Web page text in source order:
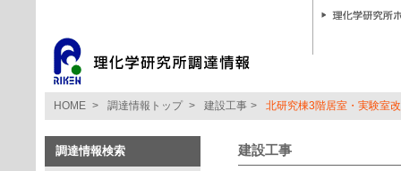
HOME > 調達情報トップ > 建設工事 > 北研究棟3階居室・実験室
調達情報検索 建設工事